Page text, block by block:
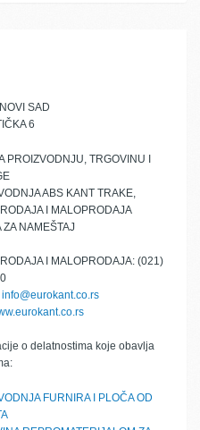
SAD
6
PROIZVODNJU, TRGOVINU I
ABS KANT TRAKE,
I MALOPRODAJA
ZA NAMEŠTAJ
I MALOPRODAJA: (021)
info@eurokant.co.rs
o delatnostima koje obavlja
FURNIRA I PLOČA OD